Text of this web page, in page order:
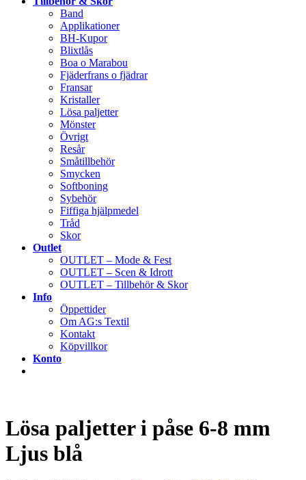
Band
Applikationer
BH-Kupor
Blixtlås
Boa o Marabou
Fjäderfrans o fjädrar
Fransar
Kristaller
Lösa paljetter
Mönster
Övrigt
Resår
Småtillbehör
Smycken
Softboning
Sybehör
Fiffiga hjälpmedel
Tråd
Skor
Outlet
OUTLET – Mode & Fest
OUTLET – Scen & Idrott
OUTLET – Tillbehör & Skor
Info
Öppettider
Om AG:s Textil
Kontakt
Köpvillkor
Konto
Lösa paljetter i påse 6-8 mm
Ljus blå